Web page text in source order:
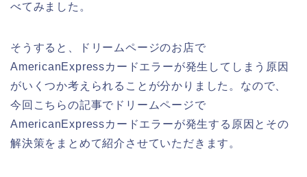
べてみました。
そうすると、ドリームページのお店で
AmericanExpressカードエラーが発生してしまう原因
がいくつか考えられることが分かりました。なので、
今回こちらの記事でドリームページで
AmericanExpressカードエラーが発生する原因とその
解決策をまとめて紹介させていただきます。